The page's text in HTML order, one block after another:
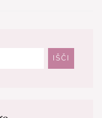
IŠČI